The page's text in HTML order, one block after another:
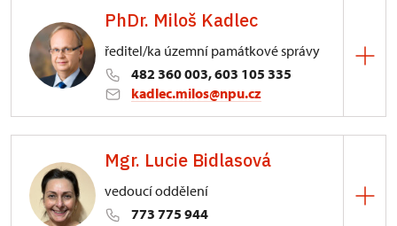
PhDr. Miloš Kadlec
ředitel/ka územní památkové správy
482 360 003, 603 105 335
kadlec.milos@npu.cz
3/, Sychrov 3
Mgr. Lucie Bidlasová
vedoucí oddělení
773 775 944